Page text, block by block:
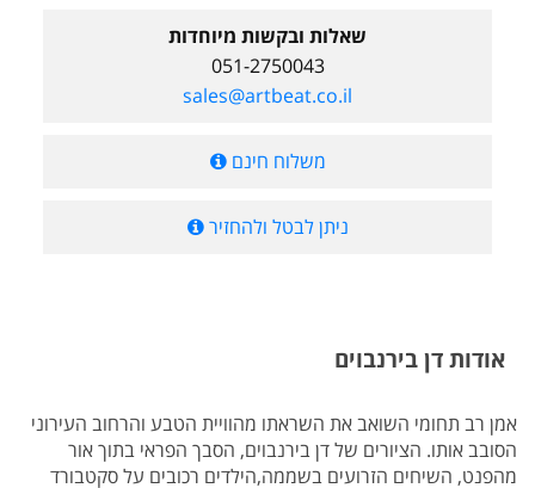
שאלות ובקשות מיוחדות
051-2750043
sales@artbeat.co.il
משלוח חינם
ניתן לבטל ולהחזיר
אודות דן בירנבוים
אמן רב תחומי השואב את השראתו מהוויית הטבע והרחוב העירוני
הסובב אותו. הציורים של דן בירנבוים, הסבך הפראי בתוך אור
מהפנט, השיחים הזרועים בשממה,הילדים רכובים על סקטבורד